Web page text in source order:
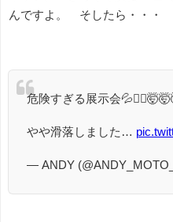
んですよ。 そしたら・・・
危険すぎる展示会
やや滑落しました…
— ANDY